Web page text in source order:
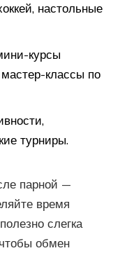
настольные
курсы
классы по
турниры.
парной —
время
слегка
обмен